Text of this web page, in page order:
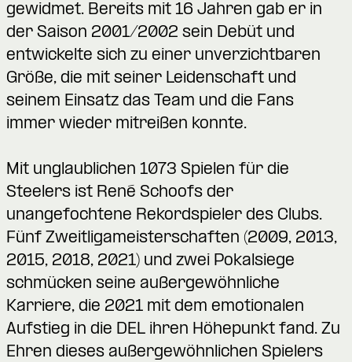
gewidmet. Bereits mit 16 Jahren gab er in
der Saison 2001/2002 sein Debüt und
entwickelte sich zu einer unverzichtbaren
Größe, die mit seiner Leidenschaft und
seinem Einsatz das Team und die Fans
immer wieder mitreißen konnte.
Mit unglaublichen 1073 Spielen für die
Steelers ist René Schoofs der
unangefochtene Rekordspieler des Clubs.
Fünf Zweitligameisterschaften (2009, 2013,
2015, 2018, 2021) und zwei Pokalsiege
schmücken seine außergewöhnliche
Karriere, die 2021 mit dem emotionalen
Aufstieg in die DEL ihren Höhepunkt fand. Zu
Ehren dieses außergewöhnlichen Spielers